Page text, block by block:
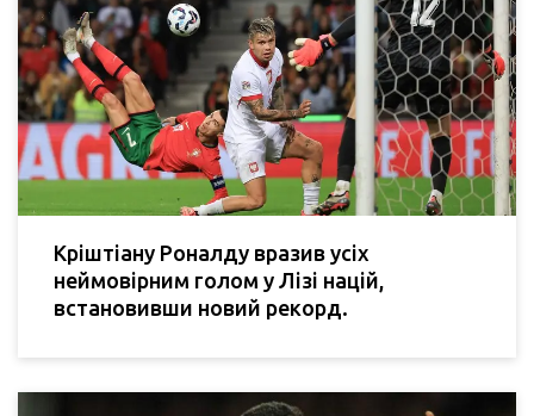
Кріштіану Роналду вразив усіх
неймовірним голом у Лізі націй,
встановивши новий рекорд.